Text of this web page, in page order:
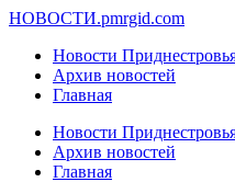
НОВОСТИ.pmrgid.com
Новости
Архив новостей
Главная
Новости
Архив новостей
Главная